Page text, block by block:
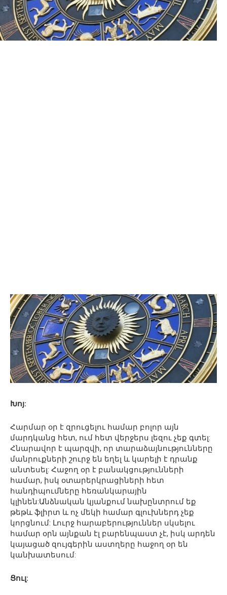
Խոյ:
Հարմար օր է զրուցելու համար բոլոր այն
մարդկանց հետ, ում հետ վերջերս լեզու չեք գտել:
Հնարավոր է պարզվի, որ տարաձայնությունները
մանրուքների շուրջ են եղել և կարելի է դրանք
անտեսել: Հաջող օր է բանակցությունների
համար, իսկ օտարերկրացիների հետ
հանդիպումները հեռանկարային
կլինեն:Անձնական կյանքում նախընտրում եք
թեթև ֆլիրտ և ոչ մեկի համար գլուխներդ չեք
կորցնում: Լուրջ հարաբերություններ սկսելու
համար օրն այնքան էլ բարենպաստ չէ, իսկ արդեն
կայացած զույգերին աստղերը հաջող օր են
կանխատեսում:
Ցուլ: